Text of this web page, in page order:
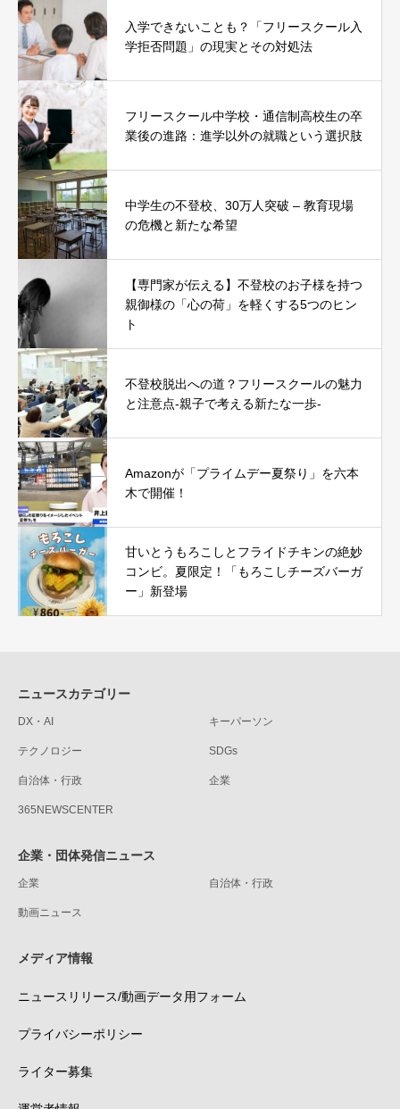
入学できないことも？「フリースクール入
学拒否問題」の現実とその対処法
フリースクール中学校・通信制高校生の卒
業後の進路：進学以外の就職という選択肢
中学生の不登校、30万人突破 – 教育現場
の危機と新たな希望
【専門家が伝える】不登校のお子様を持つ
親御様の「心の荷」を軽くする5つのヒン
ト
不登校脱出への道？フリースクールの魅力
と注意点-親子で考える新たな一歩-
Amazonが「プライムデー夏祭り」を六本
木で開催！
甘いとうもろこしとフライドチキンの絶妙
コンビ。夏限定！「もろこしチーズバーガ
ー」新登場
ニュースカテゴリー
DX・AI キーパーソン
テクノロジー SDGs
自治体・行政 企業
365NEWSCENTER
企業・団体発信ニュース
企業 自治体・行政
動画ニュース
メディア情報
ニュースリリース/動画データ用フォーム
プライバシーポリシー
ライター募集